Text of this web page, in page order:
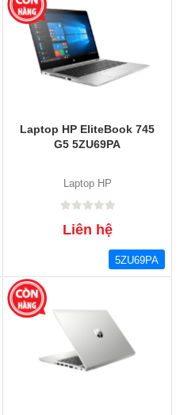
Laptop HP EliteBook 745
G5 5ZU69PA
Laptop HP
Liên hệ
5ZU69PA